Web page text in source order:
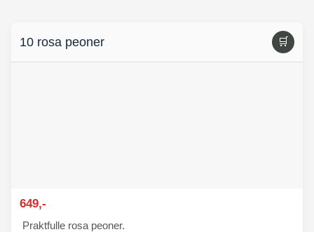
10 rosa peoner 🛒
649,-
Praktfulle rosa peoner.